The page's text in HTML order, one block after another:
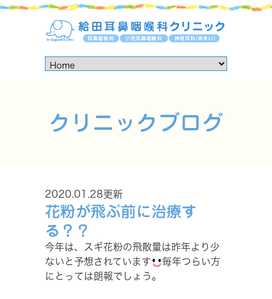
クリニックブログ
2020.01.28更新
花粉が飛ぶ前に治療す
る？？
今年は、スギ花粉の飛散量は昨年より少
ないと予想されています
毎年つらい方
にとっては朗報でしょう。